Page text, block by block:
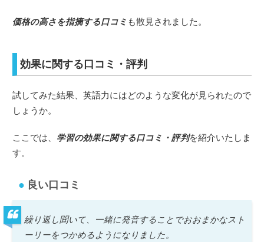
価格の高さを指摘する口コミ も散見されました。
効果に関する口コミ・評判
試してみた結果、英語力にはどのような変化が見られたので
しょうか。
ここでは、 学習の効果に関する口コミ・評判を紹介いたしま
す。
良い口コミ
繰り返し聞いて、一緒に発音することでおおまかなスト
ーリーをつかめるようになりました。